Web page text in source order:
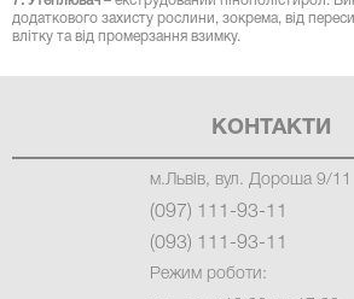
додаткового захисту рослини, зокрема, від
влітку та від промерзання взимку.
КОНТАКТИ
м.Львів, вул. Дороша 9/11
(097) 111-93-11
(093) 111-93-11
Режим роботи: